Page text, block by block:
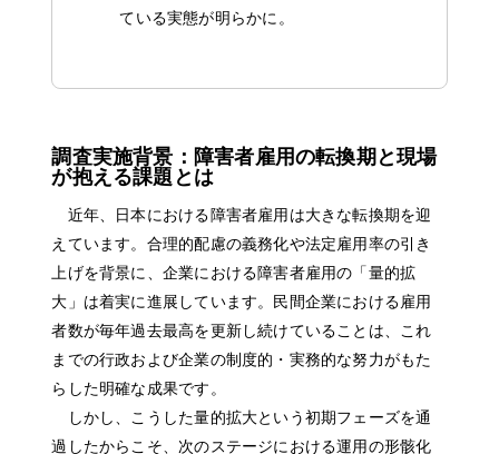
ている実態が明らかに。
調査実施背景：障害者雇用の転換期と現場
が抱える課題とは
近年、日本における障害者雇用は大きな転換期を迎
えています。合理的配慮の義務化や法定雇用率の引き
上げを背景に、企業における障害者雇用の「量的拡
大」は着実に進展しています。民間企業における雇用
者数が毎年過去最高を更新し続けていることは、これ
までの行政および企業の制度的・実務的な努力がもた
らした明確な成果です。
しかし、こうした量的拡大という初期フェーズを通
過したからこそ、次のステージにおける運用の形骸化